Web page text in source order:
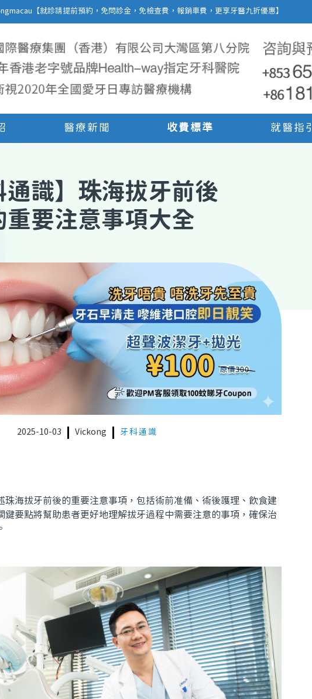
【就診請提前預約，免問診金，免檢查費，報銷車費，更享牙醫九折優惠】
醫療新聞 收費標準 就醫指引
通識】 珠海拔牙前後
重要注意事項大全
2025-10-03 Vickong 牙科通識
海拔牙前後的重要注意事項，包括術前准備、術後護理、飲食建
鍵要點將幫助患者更好地理解拔牙過程中需要注意的事項，確保治